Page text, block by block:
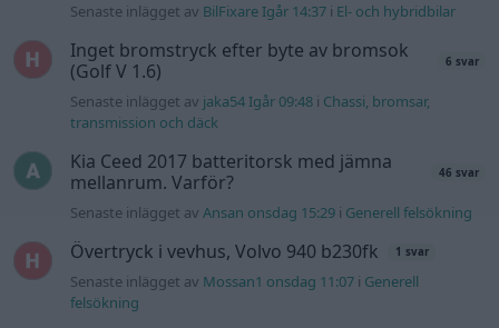
Senaste inlägget av BilFixare Igår 14:37 i El- och hybridbilar
Inget bromstryck efter byte av bromsok
(Golf V 1.6)
6 svar
Senaste inlägget av jaka54 Igår 09:48 i Chassi, bromsar,
transmission och däck
Kia Ceed 2017 batteritorsk med jämna
mellanrum. Varför?
46 svar
Senaste inlägget avAnsan onsdag 15:29 i Generell felsökning
Övertryck i vevhus, Volvo 940 b230fk 1 svar
Senaste inlägget av Mossan1 onsdag 11:07 i Generell
felsökning